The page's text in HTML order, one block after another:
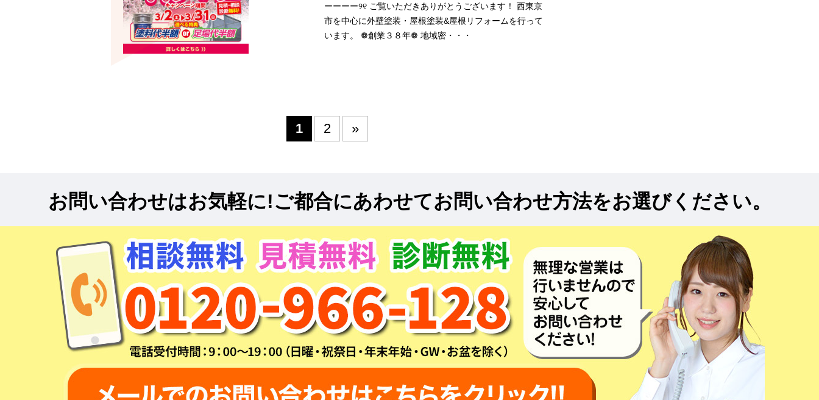
ーーーー୨୧ ご覧いただきありがとうございます！ 西東京
市を中心に外壁塗装・屋根塗装&屋根リフォームを行って
います。 ❁創業３８年❁ 地域密・・・
1 2 »
お問い合わせはお気軽に!ご都合にあわせてお問い合わせ方法をお選びください。